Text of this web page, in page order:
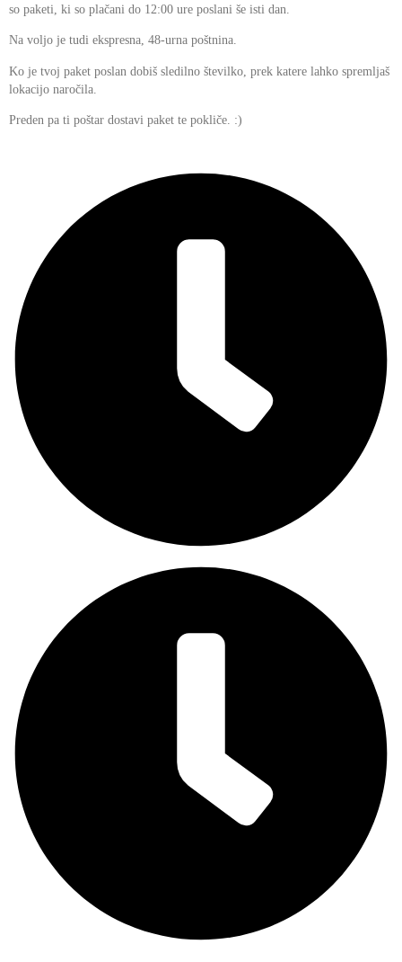
so paketi, ki so plačani do 12:00 ure poslani še isti dan.
Na voljo je tudi ekspresna, 48-urna poštnina.
Ko je tvoj paket poslan dobiš sledilno številko, prek katere lahko spremljaš
lokacijo naročila.
Preden pa ti poštar dostavi paket te pokliče. :)